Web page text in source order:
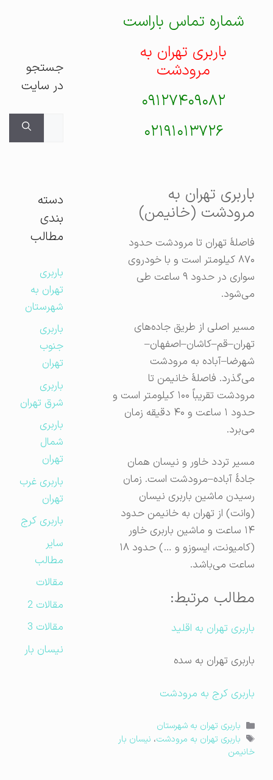
شماره تماس باراست
باربری تهران به
مرودشت
۰۹۱۲۷۴۰۹۰۸۲
۰۲۱۹۱۰۱۳۷۲۶
باربری تهران به
مرودشت (خانیمن)
فاصلهٔ تهران تا مرودشت حدود
۸۷۰ کیلومتر است و با خودروی
سواری در حدود ۹ ساعت طی
می‌شود.
مسیر اصلی از طریق جاده‌های
تهران–قم–کاشان–اصفهان–
شهرضا–آباده به مرودشت
می‌گذرد. فاصلهٔ خانیمن تا
مرودشت تقریباً ۱۰۰ کیلومتر است و
حدود ۱ ساعت و ۴۰ دقیقه زمان
می‌برد.
مسیر تردد خاور و نیسان همان
جادهٔ آباده–مرودشت است. زمان
رسیدن ماشین باربری نیسان
(وانت) از تهران به خانیمن حدود
۱۴ ساعت و ماشین باربری خاور
(کامیونت، ایسوزو و …) حدود ۱۸
ساعت می‌باشد.
مطالب مرتبط:
باربری تهران به اقلید
باربری تهران به سده
باربری کرج به مرودشت
دسته‌ها
باربری تهران به شهرستان
برچسب‌ها
باربری تهران به مرودشت،نیسان بار
خانیمن
جستجو
در سایت
دسته
بندی
مطالب
باربری
تهران به
شهرستان
باربری
جنوب
تهران
باربری
شرق تهران
باربری
شمال
تهران
باربری غرب
تهران
باربری کرج
مطالب
مقالات
مقالات 2
مقالات 3
نیسان بار